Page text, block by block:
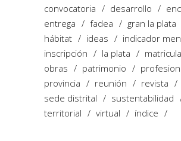
convocatoria
desarrollo
entrega
fadea
gran la plata
hábitat
ideas
indicador
inscripción
la plata
matricula
obras
patrimonio
provincia
reunión
revista
sede distrital
sustentabilidad
territorial
virtual índice